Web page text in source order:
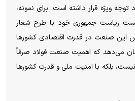
توجه ویژه قرار داشته است. برای نمونه،
ریاست جمهوری خود با طرح شعار
این صنعت در قدرت اقتصادی کشور‌ها
می‌دهد که اهمیت صنعت فولاد صرفاً
بلکه با امنیت ملی و قدرت کشور‌ها